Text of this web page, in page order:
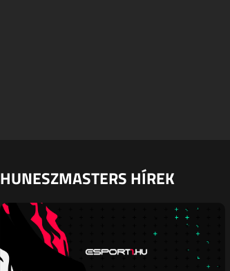
HUNESZMASTERS HÍREK